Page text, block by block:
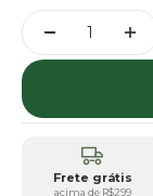
Frete grátis
acima de R$299